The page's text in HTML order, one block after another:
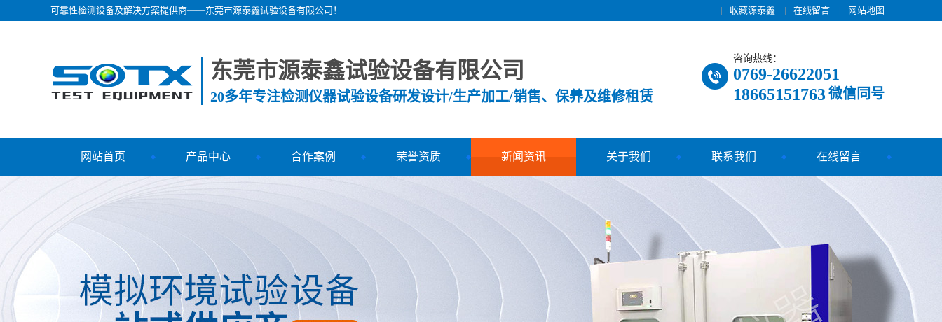
可靠性检测设备及解决方案提供商——东莞市源泰鑫试验设备有限公司！ | 收藏源泰鑫 | 在线留言 | 网站地图
东莞市源泰鑫试验设备有限公司
20多年专注检测仪器试验设备研发设计/生产加工/销售、保养及维修租赁
咨询热线：
0769-26622051
18665151763微信同号
网站首页 产品中心 合作案例 荣誉资质 新闻资讯 关于我们 联系我们 在线留言